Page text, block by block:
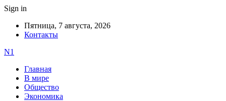
Sign in
Пятница, 7 августа, 2026
Контакты
N1
Главная
В мире
Общество
Экономика